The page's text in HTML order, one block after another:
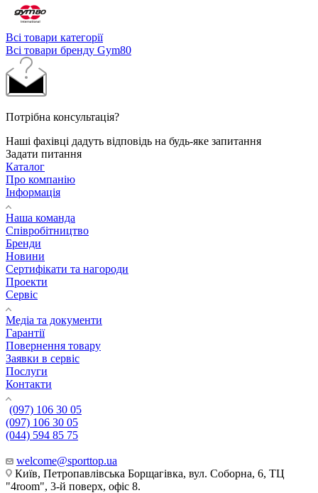
Всі товари категорії
Всі товари бренду Gym80
Потрібна консультація?
Наші фахівці дадуть відповідь на будь-яке запитання
Задати питання
Каталог
Про компанію
Інформація
Наша команда
Співробітництво
Бренди
Новини
Сертифікати та нагороди
Проекти
Сервіс
Медіа та документи
Гарантії
Повернення товару
Заявки в сервіс
Послуги
Контакти
(097) 106 30 05
(097) 106 30 05
(044) 594 85 75
welcome@sporttop.ua
Київ, Петропавлівська Борщагівка, вул. Соборна, 6, ТЦ
"4room", 3-й поверх, офіс 8.